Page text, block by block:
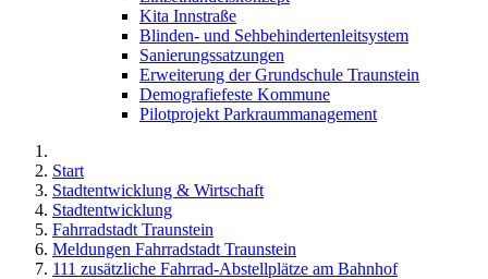
Kita Innstraße
Blinden- und Sehbehindertenleitsystem
Sanierungssatzungen
Erweiterung der Grundschule Traunstein
Demografiefeste Kommune
Pilotprojekt Parkraummanagement
Start
Stadtentwicklung & Wirtschaft
Stadtentwicklung
Fahrradstadt Traunstein
Meldungen Fahrradstadt Traunstein
111 zusätzliche Fahrrad-Abstellplätze am Bahnhof